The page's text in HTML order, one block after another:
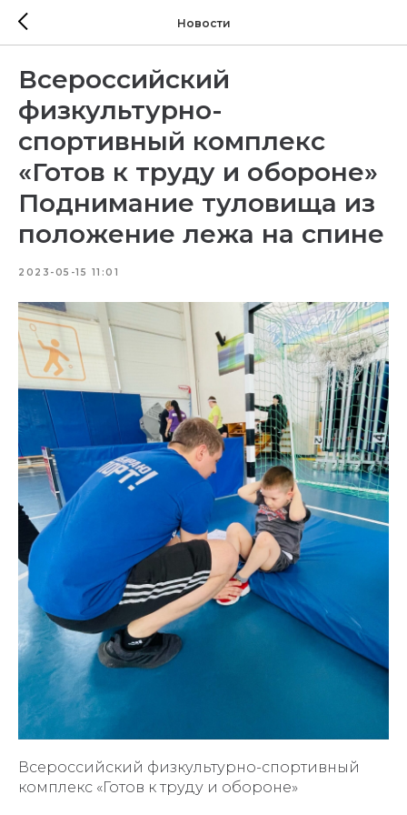
Новости
Всероссийский
физкультурно-
спортивный комплекс
«Готов к труду и обороне»
Поднимание туловища из
положение лежа на спине
2023-05-15 11:01
Всероссийский физкультурно-спортивный
комплекс «Готов к труду и обороне»